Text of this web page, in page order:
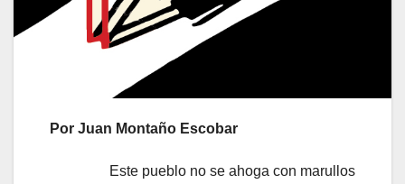
Por Juan Montaño Escobar
Este pueblo no se ahoga con marullos